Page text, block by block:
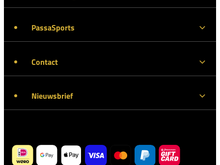
PassaSports
Contact
Nieuwsbrief